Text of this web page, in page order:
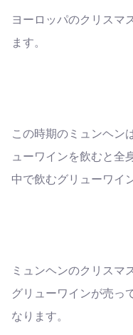
ヨーロッパのクリスマ
ます。
この時期のミュンヘン
ューワインを飲むと全
中で飲むグリューワイ
ミュンヘンのクリスマ
グリューワインが売っ
なります。